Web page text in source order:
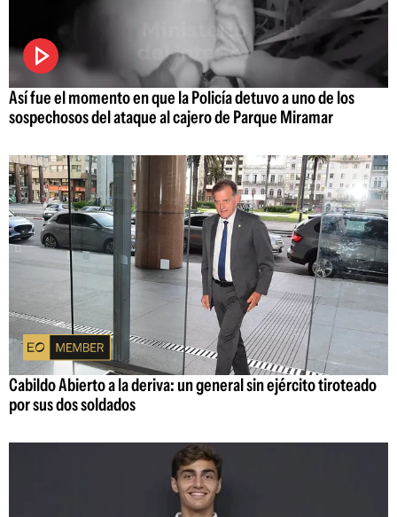
Así fue el momento en que la Policía detuvo a uno de los
sospechosos del ataque al cajero de Parque Miramar
Cabildo Abierto a la deriva: un general sin ejército tiroteado
por sus dos soldados